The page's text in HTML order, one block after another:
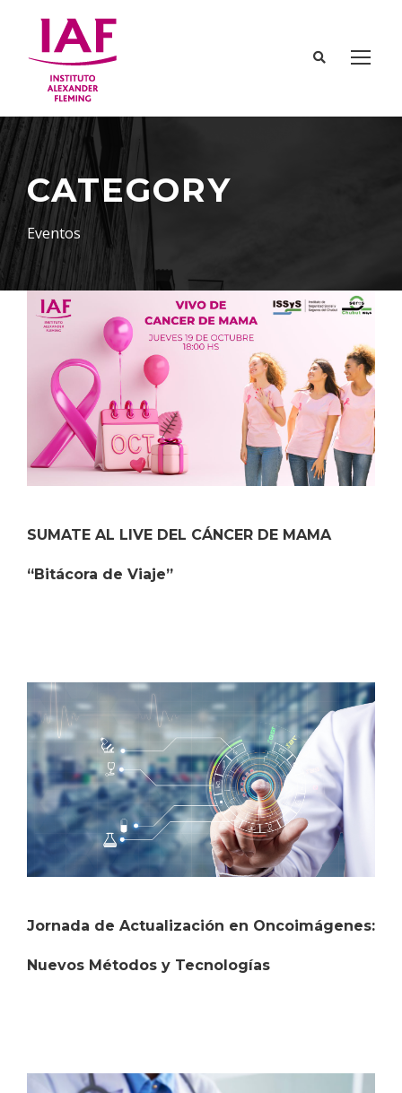
CATEGORY
Eventos
SUMATE AL LIVE DEL CÁNCER DE MAMA
“Bitácora de Viaje”
Jornada de Actualización en Oncoimágenes:
Nuevos Métodos y Tecnologías